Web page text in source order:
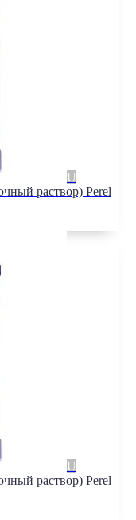
раствор) Perel
раствор) Perel